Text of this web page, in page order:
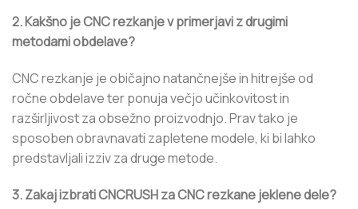
2. Kakšno je CNC rezkanje v primerjavi z drugimi
metodami obdelave?
CNC rezkanje je običajno natančnejše in hitrejše od
ročne obdelave ter ponuja večjo učinkovitost in
razširljivost za obsežno proizvodnjo. Prav tako je
sposoben obravnavati zapletene modele, ki bi lahko
predstavljali izziv za druge metode.
3. Zakaj izbrati CNCRUSH za CNC rezkane jeklene dele?